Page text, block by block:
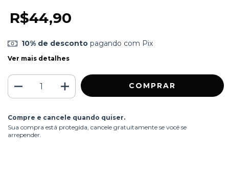
R$44,90
10% de descontopagando com Pix
Ver mais detalhes
Compre e cancele quando quiser.
Sua compra está protegida, cancele gratuitamente se você se
arrepender.